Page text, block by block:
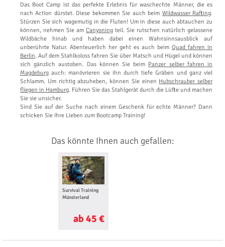
Das Boot Camp ist das perfekte Erlebnis für waschechte Männer, die es
nach Action dürstet. Diese bekommen Sie auch beim Wildwasser Rafting.
Stürzen Sie sich wagemutig in die Fluten! Um in diese auch abtauchen zu
können, nehmen Sie am Canyoning teil. Sie rutschen natürlich gelassene
Wildbäche hinab und haben dabei einen Wahnsinnsausblick auf
unberührte Natur. Abenteuerlich her geht es auch beim Quad fahren in
Berlin. Auf dem Stahlkoloss fahren Sie über Matsch und Hügel und können
sich gänzlich austoben. Das können Sie beim Panzer selber fahren in
Magdeburg auch: manövrieren sie ihn durch tiefe Gräben und ganz viel
Schlamm. Um richtig abzuheben, können Sie einen Hubschrauber selber
fliegen in Hamburg. Führen Sie das Stahlgerät durch die Lüfte und machen
Sie sie unsicher.
Sind Sie auf der Suche nach einem Geschenk für echte Männer? Dann
schicken Sie Ihre Lieben zum Bootcamp Training!
Das könnte Ihnen auch gefallen:
Survival Training
Münsterland
ab 45 €